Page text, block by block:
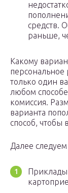
средств.
раньше,
Какому
персональное
только один
любом
комиссия.
варианта
способ,
Далее